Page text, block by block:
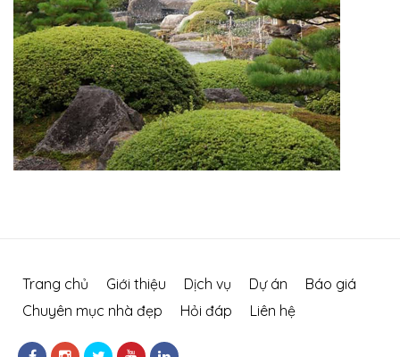
Trang chủ Giới thiệu Dịch vụ Dự án
Báo giá
Chuyên mục nhà đẹp
Hỏi đáp Liên hệ